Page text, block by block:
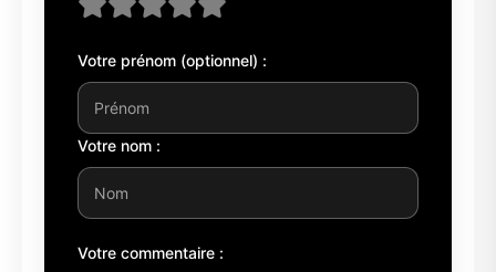
Votre prénom (optionnel) :
Votre nom :
Votre commentaire :